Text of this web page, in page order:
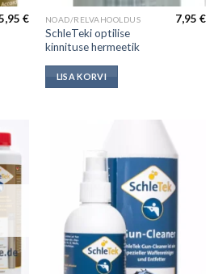
€ NOAD/RELVAHOOLDUS
SchleTeki optilise
kinnituse hermeetik
7,95€
LISA KORVI